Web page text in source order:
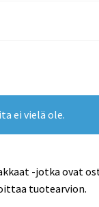
ei vielä ole.
-jotka ovat
tuotearvion.